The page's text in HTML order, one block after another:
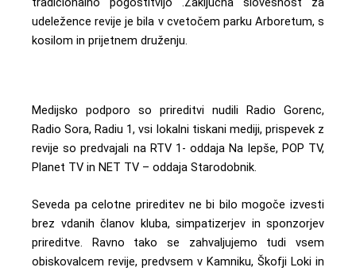
udeležence revije je bila v cvetočem parku Arboretum, s
kosilom in prijetnem druženju.
Medijsko podporo so prireditvi nudili Radio Gorenc,
Radio Sora, Radiu 1, vsi lokalni tiskani mediji, prispevek z
revije so predvajali na RTV 1- oddaja Na lepše, POP TV,
Planet TV in NET TV – oddaja Starodobnik.
Seveda pa celotne prireditev ne bi bilo mogoče izvesti
brez vdanih članov kluba, simpatizerjev in sponzorjev
prireditve. Ravno tako se zahvaljujemo tudi vsem
obiskovalcem revije, predvsem v Kamniku, Škofji Loki in